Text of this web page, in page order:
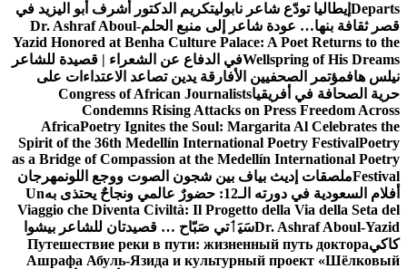
Departs إيطاليا تودّع شاعر نابوليتكريم الدكتور أشرف أبو اليزيد في
قصر ثقافة بنها… عودة شاعر إلى منبع الحلمDr. Ashraf Aboul-
Yazid Honored at Benha Culture Palace: A Poet Returns to the
Wellspring of His Dreamsفي الدفاع عن الشعراء | قصيدة للشاعر
نيلس هافمؤتمر الصحفيين الأفارقة يدين تصاعد الاعتداءات على
حرية الصحافة في أفريقياCongress of African Journalists
Condemns Rising Attacks on Press Freedom Across
AfricaPoetry Ignites the Soul: Margarita Al Celebrates the
Spirit of the 36th Medellín International Poetry FestivalPoetry
as a Bridge of Compassion at the Medellín International Poetry
Festivalملصقات إديث بياف بين شجون الصوت ووجع اللونمهرجان
أفلام السعودية في دورته الـ12: حضورٌ عالمي ونجاحٌ يحتذى به
Un
Viaggio che Diventa Civiltà: Il Progetto della Via della Seta del
Dr. Ashraf Aboul-Yazidسَيَٲتي صَبّاح … قصيدتان للشاعر بيشوا
كاكيПутешествие реки в пути: жизненный путь доктора
Ашрафа Абуль-Язида и культурный проект «Шёлковый